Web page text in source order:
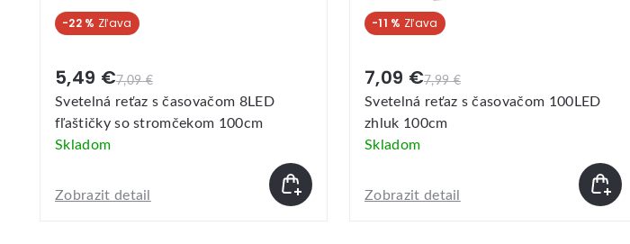
-11 %
7,99 €
7,09 €
Svetelná reťaz s časovačom 100LED
zhluk 100cm
Skladom
Zobrazit detail
-9 %
8,79 €
7,99 €
Svetelná reťaz s časovačom 20LED a
20 ozdobičiek 150cm
Skladom
Zobrazit detail